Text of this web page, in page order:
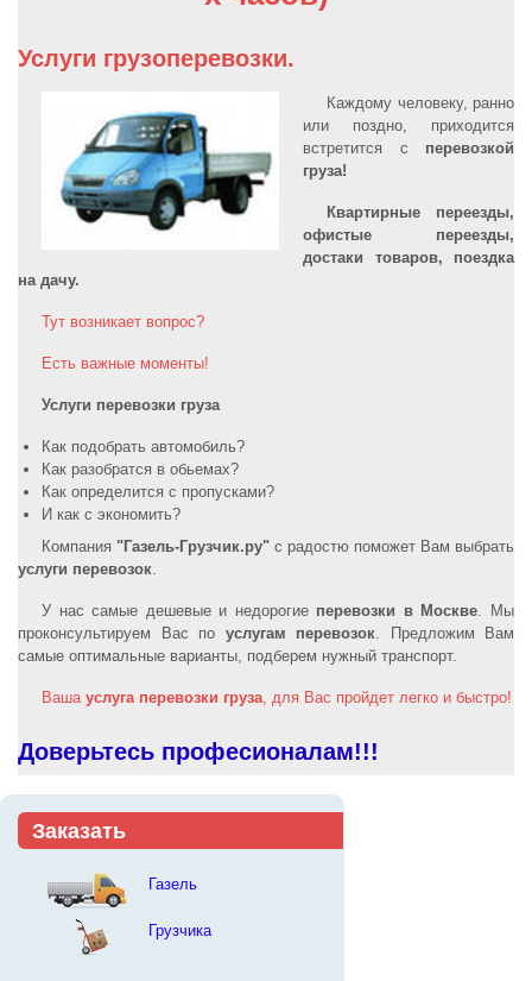
Услуги грузоперевозки.
Каждому человеку, ранно
или поздно, приходится
встретится с перевозкой
груза!
Квартирные переезды,
офистые переезды,
достаки товаров, поездка
на дачу.
Тут возникает вопрос?
Есть важные моменты!
Услуги перевозки груза
Как подобрать автомобиль?
Как разобратся в обьемах?
Как определится с пропусками?
И как с экономить?
Компания "Газель-Грузчик.ру" с радостю поможет Вам выбрать
услуги перевозок.
У нас самые дешевые и недорогие перевозки в Москве. Мы
проконсультируем Вас по услугам перевозок. Предложим Вам
самые оптимальные варианты, подберем нужный транспорт.
Ваша услуга перевозки груза, для Вас пройдет легко и быстро!
Доверьтесь професионалам!!!
Заказать
Газель
Грузчика